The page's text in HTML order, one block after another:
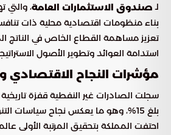
لـ صندوق الاستثمارات العامة، والتي
بناء منظومات اقتصادية محلية ذات
تعزيز مساهمة القطاع الخاص في الناتج
استدامة العوائد وتطوير الأصول
مؤشرات النجاح الاقتصادي
بلغ 15%، وهو ما يعكس نجاح سياسات
احتفت المملكة بتحقيق المرتبة الأولى